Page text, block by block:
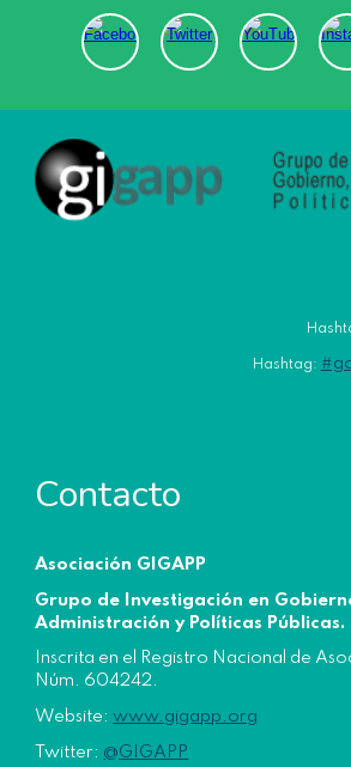
Hashtag:
Contacto
Asociación GIGAPP
Grupo de Investigación en
Administración y Políticas Públicas.
Inscrita en el Registro Nacional de
Núm. 604242.
Website:www.gigapp.org
Twitter: @GIGAPP